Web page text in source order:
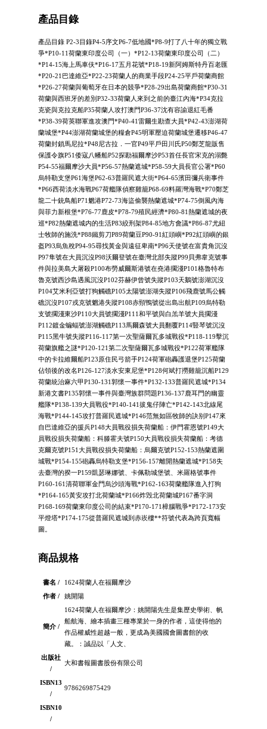
產品目錄
產品目錄 P2-3目錄P4-5序文P6-7低地國*P8-9打了八十年的獨立戰
爭*P10-11荷蘭東印度公司（一）*P12-13荷蘭東印度公司（二）
*P14-15海上馬車伕*P16-17五月花號*P18-19新阿姆斯特丹百老匯
*P20-21巴達維亞*P22-23荷蘭人的商業手段P24-25平戶荷蘭商館
*P26-27荷蘭與葡萄牙在日本的競爭*P28-29出島荷蘭商館*P30-31
荷蘭與西班牙的差別P32-33荷蘭人來到之前的臺江內海*P34克拉
克瓷與克拉克船P35荷蘭人攻打澳門P36-37沈有容諭退紅毛番
*P38-39荷英聯軍進攻澳門*P40-41雷爾生勘查大員*P42-43澎湖荷
蘭城堡*P44澎湖荷蘭城堡的糧倉P45明軍壓迫荷蘭城堡遷移P46-47
荷蘭封鎖馬尼拉*P48尼古拉．一官P49平戶田川氏P50鄭芝龍販售
保護令旗P51倭寇八幡船P52探勘福爾摩沙P53首任長官宋克的溺斃
P54-55福爾摩沙大員*P56-57熱蘭遮城*P58-59大員長官公署*P60
烏特勒支堡P61海堡P62-63普羅民遮大街*P64-65濱田彌兵衛事件
*P66西荷淡水海戰P67荷艦隊偵察雞籠P68-69料羅灣海戰*P70鄭芝
龍二十銃鳥船P71魍港P72-73海盜偷襲熱蘭遮城*P74-75倒風內海
與菲力新根堡*P76-77鹿皮*P78-79殖民經濟*P80-81熱蘭遮城的夜
巡*P82熱蘭遮城内的生活P83絞刑架P84-85地方會議*P86-87尤紐
士牧師的施洗*P88鐵剪刀P89荷蘭豆P90-91紅頭嶼*P92紅頭嶼的銀
盔P93烏魚稅P94-95尋找黃金與遠征卑南*P96天使號在富貴角沉沒
P97隼號在大員沉沒P98沃爾登號在臺灣北部失蹤P99貝弗韋克號事
件與拉美島大屠殺P100布勞威爾斯港號在堯港擱淺P101格魯特布
魯克號西沙島遇風沉沒P102芬赫伊曾號失蹤P103天鵝號澎湖沉沒
P104艾米利亞號打狗觸礁P105太陽號澎湖失蹤P106飛鹿號馬公觸
礁沉沒P107戎克號魍港失蹤P108赤頸鴨號從出島出航P109烏特勒
支號擱淺東沙P110大員號擱淺P111和平號與白羔羊號大員擱淺
P112鍍金蝙蝠號澎湖觸礁P113馬爾森號大員翻覆P114豎琴號沉沒
P115黑牛號失蹤P116-117第一次聖薩爾瓦多城戰役*P118-119擊沉
荷蘭旗艦之謎*P120-121第二次聖薩爾瓦多城戰役*P122荷軍艦隊
中的卡拉維爾船P123原住民弓箭手P124荷軍砲轟護退堡P125荷蘭
佔領後的改名P126-127淡水安東尼堡*P128何斌打撈雞籠沉船P129
荷蘭統治麻六甲P130-131郭懷一事件*P132-133普羅民遮城*P134
新港文書P135郭懷一事件與臺灣族群問題P136-137鹿耳門的幽靈
艦隊*P138-139大員戰役*P140-141拔鬼仔陣亡*P142-143北線尾
海戰*P144-145攻打普羅民遮城*P146范無如區牧師的訣别P147來
自巴達維亞的援兵P148大員戰役損失荷蘭船：伊門霍恩號P149大
員戰役損失荷蘭船：科滕霍夫號P150大員戰役損失荷蘭船：考德
克爾克號P151大員戰役損失荷蘭船：烏爾克號P152-153熱蘭遮圍
城戰*P154-155砲轟烏特勒支堡*P156-157離開熱蘭遮城*P158失
去臺灣的揆一P159凱瑟琳娜號、卡佩勒城堡號、米羅格號事件
P160-161清荷聯軍金門烏沙頭海戰*P162-163荷蘭艦隊進入打狗
*P164-165黃安攻打北荷蘭城*P166炸毁北荷蘭城P167番字洞
P168-169荷蘭東印度公司的結束*P170-171樟腦戰爭*P172-173安
平燈塔*P174-175從普羅民遮城到赤崁樓**符號代表為跨頁寬幅
圖。
商品規格
書名 /
1624荷蘭人在福爾摩沙
作者 /
姚開陽
簡介 /
1624荷蘭人在福爾摩沙：姚開陽先生是集歷史學術、帆
船航海、繪本插畫三種專業於一身的作者，這使得他的
作品權威性超越一般，更成為美國國會圖書館的收
藏。：誠品以「人文、
出版社
/
大和書報圖書股份有限公司
ISBN13
/
9786269875429
ISBN10
/